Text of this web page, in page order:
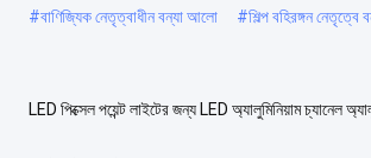
#বাণিজ্যিক নেতৃত্বাধীন বন্যা আলো #শিল্প বহিরঙ্গন
LED পিক্সেল পয়েন্ট লাইটের জন্য LED অ্যালুমিনিয়াম